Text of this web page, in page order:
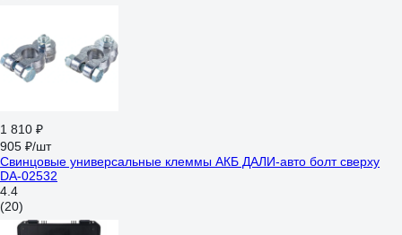
1 810 ₽
905 ₽/шт
Свинцовые универсальные клеммы АКБ ДАЛИ-авто болт сверху
DA-02532
4.4
(20)